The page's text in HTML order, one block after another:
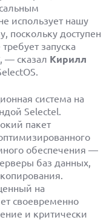
использует нашу
поскольку доступен
запуска
— сказал Кирилл
система на
Selectel.
пакет
обеспечения —
баз данных,
на
своевременно
и критически